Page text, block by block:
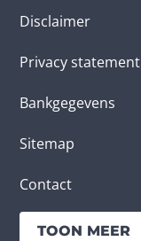
Disclaimer
Privacy statement
Bankgegevens
Sitemap
Contact
TOON MEER